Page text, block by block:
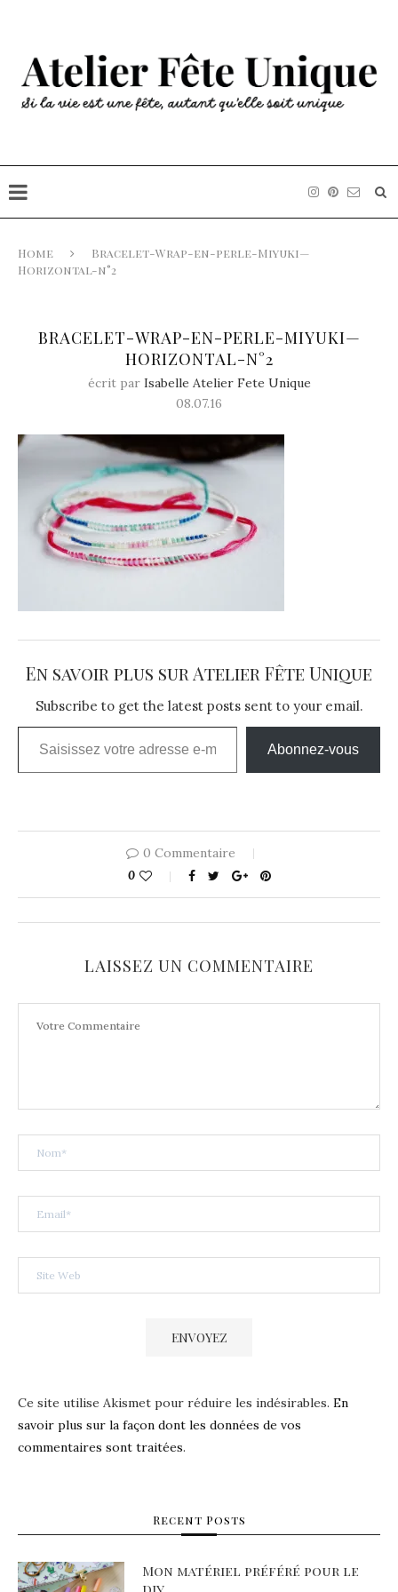
Home
Bracelet-Wrap-en-perle-Miyuki—
Horizontal-n°2
BRACELET-WRAP-EN-PERLE-MIYUKI—
HORIZONTAL-N°2
écrit par Isabelle Atelier Fete Unique
08.07.16
En savoir plus sur Atelier Fête Unique
Subscribe to get the latest posts sent to your email.
Saisissez votre adresse e-mail…
Abonnez-vous
0 Commentaire
0
LAISSEZ UN COMMENTAIRE
Ce site utilise Akismet pour réduire les indésirables. En
savoir plus sur la façon dont les données de vos
commentaires sont traitées.
Recent Posts
Mon matériel préféré pour le